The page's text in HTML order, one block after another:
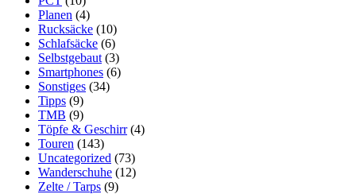
Planen (4)
Rucksäcke (10)
Schlafsäcke (6)
Selbstgebaut (3)
Smartphones (6)
Sonstiges (34)
Tipps (9)
TMB (9)
Töpfe & Geschirr(4)
Touren (143)
Uncategorized (73)
Wanderschuhe (12)
Zelte / Tarps (9)